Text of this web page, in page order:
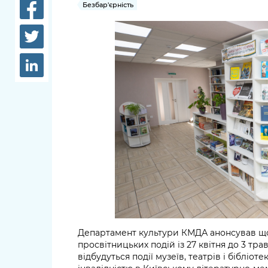
Рішення та розпорядження
Проєкти розпоряджень, що
перебувають на погодженні
Лікарні
Освіта
заклади
Дороги,
парковки
Безбар'єрність
Департамент культури КМДА анонсував
просвітницьких подій із 27 квітня до 3
відбудуться події музеїв, театрів і